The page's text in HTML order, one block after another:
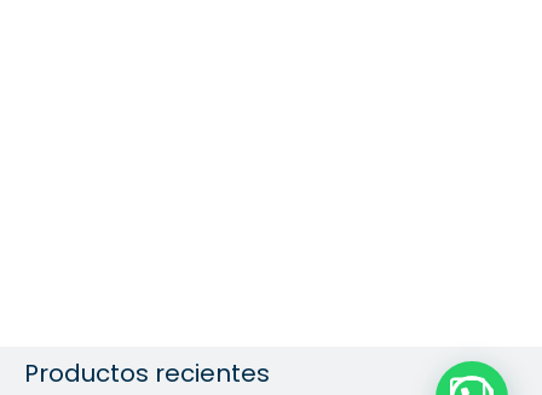
Productos recientes